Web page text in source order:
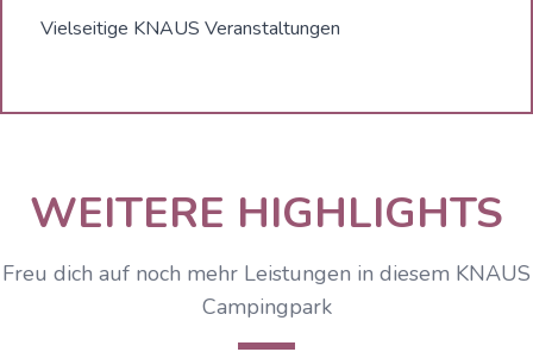
Vielseitige KNAUS Veranstaltungen
WEITERE HIGHLIGHTS
Freu dich auf noch mehr Leistungen in diesem KNAUS
Campingpark